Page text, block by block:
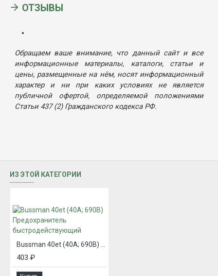
ОТЗЫВЫ
Обращаем ваше внимание, что данный сайт и все
информационные материалы, каталоги, статьи и
цены, размещенные на нём, носят информационный
характер и ни при каких условиях не является
публичной офертой, определяемой положениями
Статьи 437 (2) Гражданского кодекса РФ.
ИЗ ЭТОЙ КАТЕГОРИИ
403 ₽